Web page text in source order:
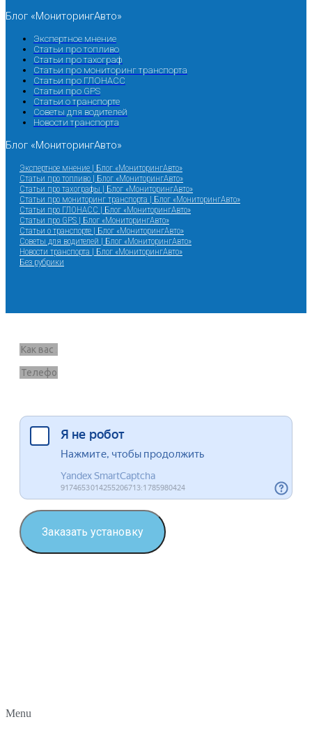
Блог «МониторингАвто»
Экспертное мнение
Статьи про топливо
Статьи про тахограф
Статьи про мониторинг транспорта
Статьи про ГЛОНАСС
Статьи про GPS
Статьи о транспорте
Советы для водителей
Новости транспорта
Блог «МониторингАвто»
Экспертное мнение | Блог «МониторингАвто»
Статьи про топливо | Блог «МониторингАвто»
Статьи про тахографы | Блог «МониторингАвто»
Статьи про мониторинг транспорта | Блог «МониторингАвто»
Статьи про ГЛОНАСС | Блог «МониторингАвто»
Статьи про GPS | Блог «МониторингАвто»
Статьи о транспорте | Блог «МониторингАвто»
Советы для водителей | Блог «МониторингАвто»
Новости транспорта | Блог «МониторингАвто»
Без рубрики
Заказать установку
Menu